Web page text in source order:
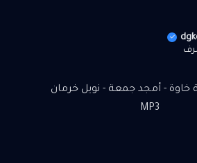
خاوة - أمجد جمعة - نويل خرمان
MP3